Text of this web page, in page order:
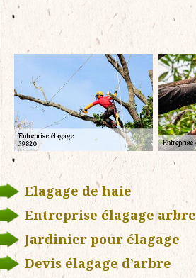
Elagage de haie
Entreprise élagage arbre
Jardinier pour élagage
Devis élagage d’arbre